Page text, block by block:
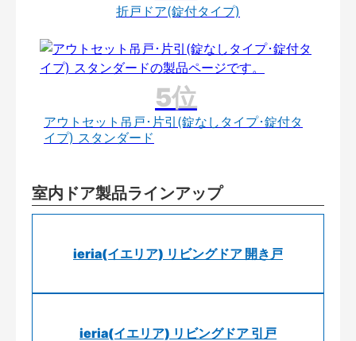
折戸ドア(錠付タイプ)
アウトセット吊戸･片引(錠なしタイプ･錠付タ
イプ) スタンダード
室内ドア製品ラインアップ
ieria(イエリア) リビングドア 開き戸
ieria(イエリア) リビングドア 引戸